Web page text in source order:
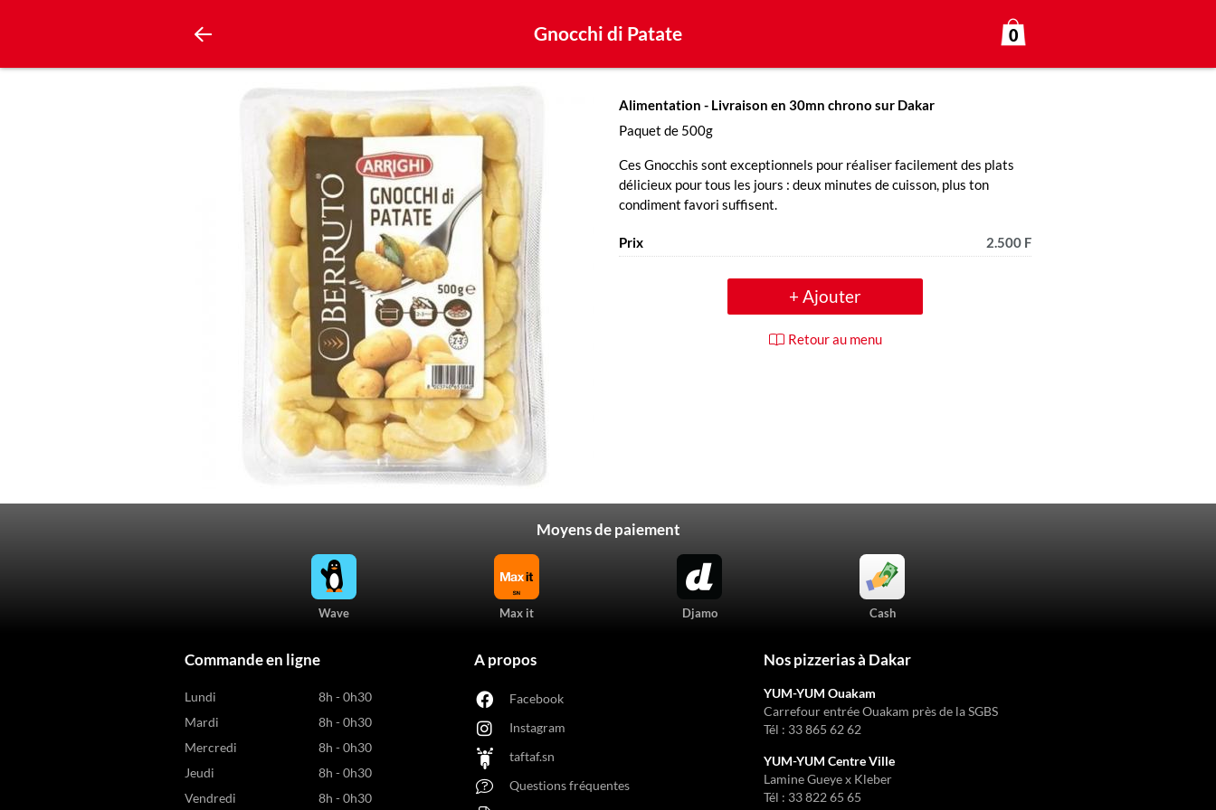
Gnocchi di Patate 0
Alimentation - Livraison en 30mn chrono sur Dakar
Paquet de 500g
Ces Gnocchis sont exceptionnels pour réaliser facilement des plats
délicieux pour tous les jours : deux minutes de cuisson, plus ton
condiment favori suffisent.
Prix 2.500 F
+ Ajouter
Retour au menu
Moyens de paiement
Wave Max it Djamo Cash
Commande en ligne
Lundi
8h - 0h30
Mardi
8h - 0h30
Mercredi
8h - 0h30
Jeudi
8h - 0h30
Vendredi
8h - 0h30
A propos
Facebook
Instagram
taftaf.sn
Questions fréquentes
Nos pizzerias à Dakar
YUM-YUM Ouakam
Carrefour entrée Ouakam près de la SGBS
Tél : 33 865 62 62
YUM-YUM Centre Ville
Lamine Gueye x Kleber
Tél : 33 822 65 65